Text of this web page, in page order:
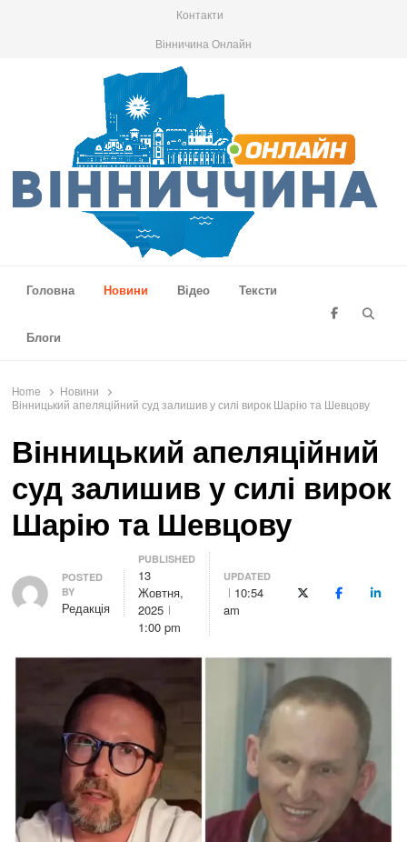
Контакти
Вінничина Онлайн
Головна
Новини Відео Тексти
Блоги
Home
Новини
Вінницький апеляційний суд залишив у силі вирок Шарію та Шевцову
Вінницький апеляційний
суд залишив у силі вирок
Шарію та Шевцову
Author
POSTED
BY
Редакція
PUBLISHED
13
Жовтня,
2025
1:00 pm
UPDATED
10:54
am
X (Twitter)Facebook